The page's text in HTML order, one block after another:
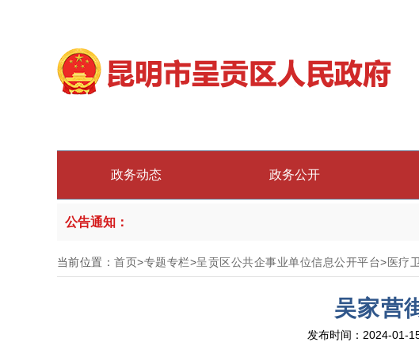
政务动态 政务公开
公告通知：
当前位置：首页>专题专栏>呈贡区公共企事业单位信息公开平台>医疗
吴家营
发布时间：2024-01-